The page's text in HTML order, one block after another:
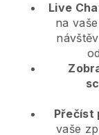
Live
na
Přečíst
vaše